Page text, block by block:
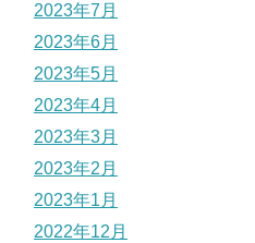
2023年7月
2023年6月
2023年5月
2023年4月
2023年3月
2023年2月
2023年1月
2022年12月